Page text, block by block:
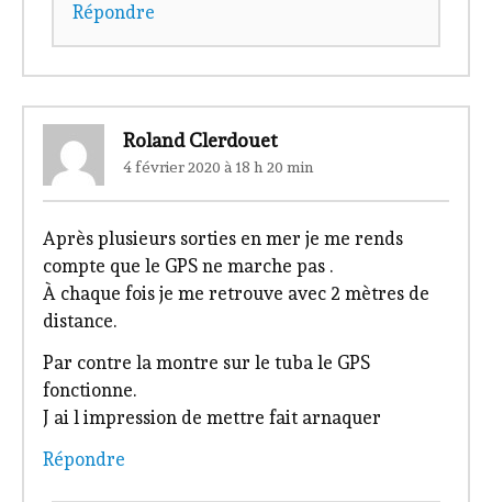
Répondre
Roland Clerdouet
4 février 2020 à 18 h 20 min
Après plusieurs sorties en mer je me rends
compte que le GPS ne marche pas .
À chaque fois je me retrouve avec 2 mètres de
distance.
Par contre la montre sur le tuba le GPS
fonctionne.
J ai l impression de mettre fait arnaquer
Répondre